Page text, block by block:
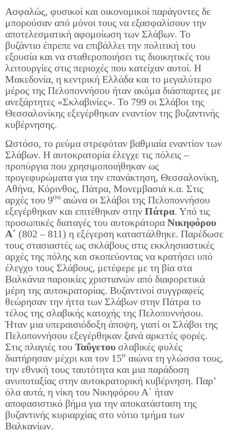
Ασφαλώς, φυσικοί και οικονομικοί παράγοντες δε
μπορούσαν από μόνοι τους να εξασφαλίσουν την
αποτελεσματική αφομοίωση των Σλάβων. Το
βυζάντιο έπρεπε να επιβάλλει την πολιτική του
εξουσία και να σταθεροποιήσει τις διοικητικές του
λειτουργίες στις περιοχές που κατείχαν αυτοί. Η
Μακεδονία, η κεντρική Ελλάδα και το μεγαλύτερο
μέρος της Πελοποννήσου ήταν ακόμα διάσπαρτες με
ανεξάρτητες «Σκλαβινίες». Το 799 οι Σλάβοι της
Θεσσαλονίκης εξεγέρθηκαν εναντίον της βυζαντινής
κυβέρνησης.
Ωστόσο, το ρεύμα στρεφόταν βαθμιαία εναντίον των
Σλάβων. Η αυτοκρατορία έλεγχε τις πόλεις –
προπύργια που χρησιμοποιήθηκαν ως
προγεφυρώματα για την επανάκτηση, Θεσσαλονίκη,
Αθήνα, Κόρινθος, Πάτρα, Μονεμβασιά κ.α. Στις
αρχές του 9ου αιώνα οι Σλάβοι της Πελοποννήσου
εξεγέρθηκαν και επιτέθηκαν στην Πάτρα. Υπό τις
προσωπικές διαταγές του αυτοκράτορα Νικηφόρου
Α΄ (802 – 811) η εξέγερση καταστάλθηκε. Παρέδωσε
τους στασιαστές ως σκλάβους στις εκκλησιαστικές
αρχές της πόλης και σκοπεύοντας να κρατήσει υπό
έλεγχο τους Σλάβους, μετέφερε με τη βία στα
Βαλκάνια παροικίες χριστιανών από διαφορετικά
μέρη της αυτοκρατορίας. Βυζαντινοί συγγραφείς
θεώρησαν την ήττα των Σλάβων στην Πάτρα το
τέλος της σλαβικής κατοχής της Πελοποννήσου.
Ήταν μια υπεραισιόδοξη άποψη, γιατί οι Σλάβοι της
Πελοποννήσου εξεγέρθηκαν ξανά αρκετές φορές.
Στις πλαγιές του Ταΰγετου σλαβικές φυλές
διατήρησαν μέχρι και τον 15ο αιώνα τη γλώσσα τους,
την εθνική τους ταυτότητα και μια παράδοση
ανυποταξίας στην αυτοκρατορική κυβέρνηση. Παρ’
όλα αυτά, η νίκη του Νικηφόρου Α΄ ήταν
αποφασιστικό βήμα για την αποκατάσταση της
βυζαντινής κυριαρχίας στο νότιο τμήμα των
Βαλκανίων.